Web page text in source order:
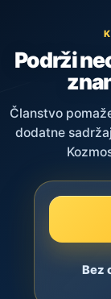
Podrži
Članstvo
dodatne
Bez